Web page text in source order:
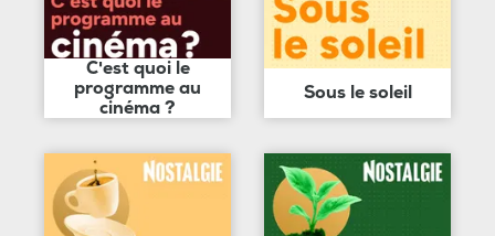
C'est quoi le
programme au
cinéma ?
Sous le soleil